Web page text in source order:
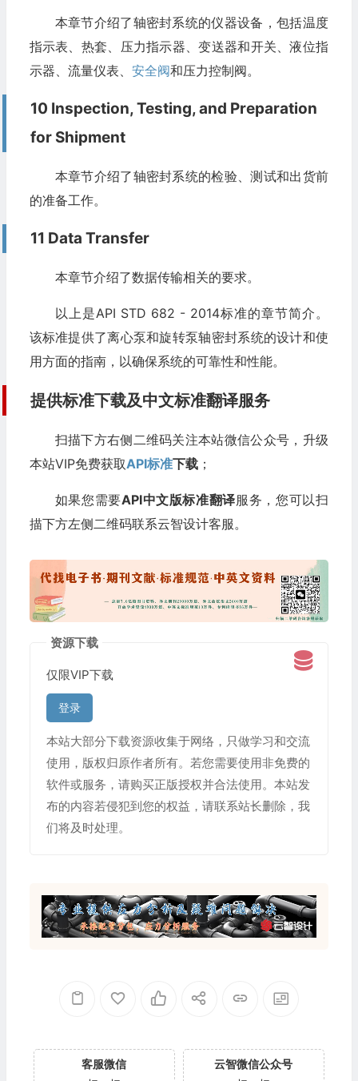
本章节介绍了轴密封系统的仪器设备，包括温度
指示表、热套、压力指示器、变送器和开关、液位指
示器、流量仪表、 安全阀和压力控制阀。
10 Inspection, Testing, and Preparation
for Shipment
本章节介绍了轴密封系统的检验、测试和出货前
的准备工作。
11 Data Transfer
本章节介绍了数据传输相关的要求。
以上是API STD 682 - 2014标准的章节简介。
该标准提供了离心泵和旋转泵轴密封系统的设计和使
用方面的指南，以确保系统的可靠性和性能。
提供标准下载及中文标准翻译服务
扫描下方右侧二维码关注本站微信公众号，升级
本站VIP免费获取API标准下载；
如果您需要API中文版标准翻译服务，您可以扫
描下方左侧二维码联系云智设计客服。
资源下载
仅限VIP下载
登录
本站大部分下载资源收集于网络，只做学习和交流
使用，版权归原作者所有。若您需要使用非免费的
软件或服务，请购买正版授权并合法使用。本站发
布的内容若侵犯到您的权益，请联系站长删除，我
们将及时处理。
客服微信
云智微信公众号